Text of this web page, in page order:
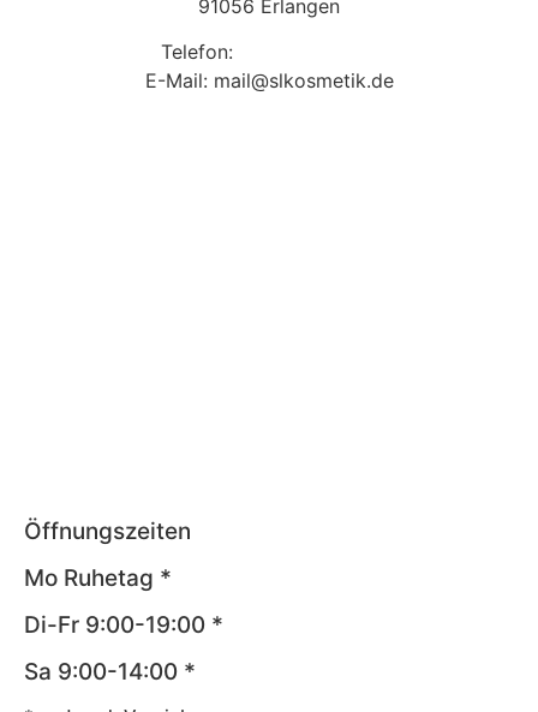
91056 Erlangen
Telefon:
E-Mail: mail@slkosmetik.de
Öffnungszeiten
Mo Ruhetag *
Di-Fr 9:00-19:00 *
Sa 9:00-14:00 *